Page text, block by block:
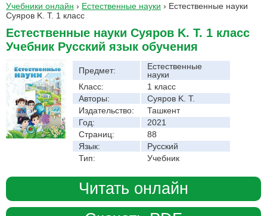
Учебники онлайн › Естественные науки › Естественные науки
Суяров K. T. 1 класс
Естественные науки Суяров K. T. 1 класс
Учебник Русский язык обучения
Предмет:
Естественные
науки
Класс:
1 класс
Авторы:
Суяров K. T.
Издательство:
Ташкент
Год:
2021
Страниц:
88
Язык:
Русский
Тип:
Учебник
Читать онлайн